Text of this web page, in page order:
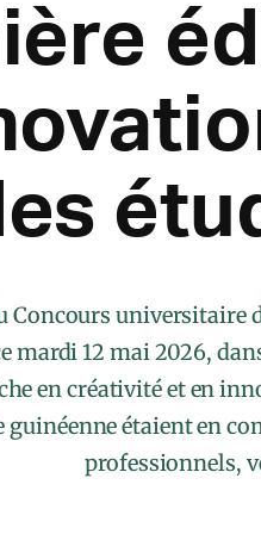
universitaire
mardi 12 mai 2026,
en créativité et en
guinéenne étaient en
professionnels,